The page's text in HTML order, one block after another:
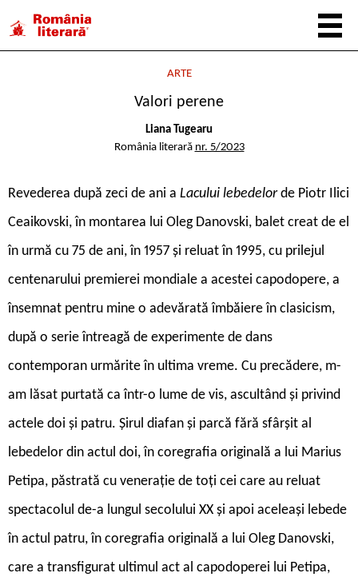
ARTE
Valori perene
Liana Tugearu
România literară nr. 5/2023
Revederea după zeci de ani a Lacului lebedelorde Piotr Ilici
Ceaikovski, în montarea lui Oleg Danovski, balet creat de el
în urmă cu 75 de ani, în 1957 și reluat în 1995, cu prilejul
centenarului premierei mondiale a acestei capodopere, a
însemnat pentru mine o adevărată îmbăiere în clasicism,
după o serie întreagă de experimente de dans
contemporan urmărite în ultima vreme. Cu precădere, m-
am lăsat purtată ca într-o lume de vis, ascultând și privind
actele doi și patru. Șirul diafan și parcă fără sfârșit al
lebedelor din actul doi, în coregrafia originală a lui Marius
Petipa, păstrată cu venerație de toți cei care au reluat
spectacolul de-a lungul secolului XX și apoi aceleași lebede
în actul patru, în coregrafia originală a lui Oleg Danovski,
care a transfigurat ultimul act al capodoperei lui Petipa,